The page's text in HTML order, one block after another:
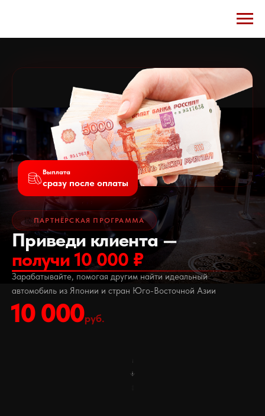
ПАРТНЁРСКАЯ ПРОГРАММА
Приведи клиента —
получи 10 000 ₽
Зарабатывайте, помогая другим найти идеальный
автомобиль из Японии и стран Юго-Восточной Азии
10 000руб.
Выплата
сразу после оплаты